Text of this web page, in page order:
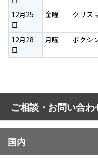
12月25
日
金曜 クリス
12月28
日
月曜 ボクシ
ご相談・お問い合わ
国内